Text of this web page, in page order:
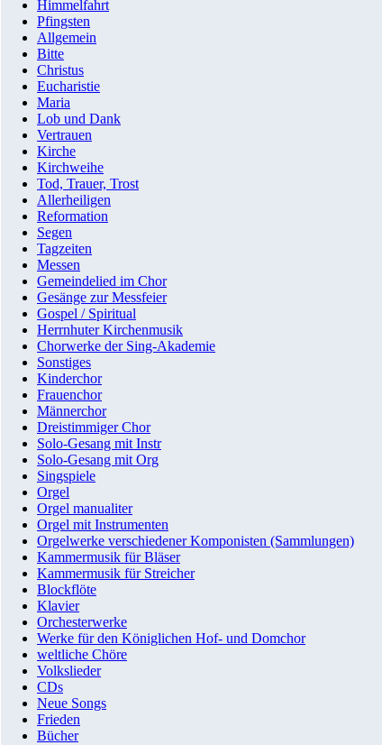
Himmelfahrt
Pfingsten
Allgemein
Bitte
Christus
Eucharistie
Maria
Lob und Dank
Vertrauen
Kirche
Kirchweihe
Tod, Trauer, Trost
Allerheiligen
Reformation
Segen
Tagzeiten
Messen
Gemeindelied im Chor
Gesänge zur Messfeier
Gospel / Spiritual
Herrnhuter Kirchenmusik
Chorwerke der Sing-Akademie
Sonstiges
Kinderchor
Frauenchor
Männerchor
Dreistimmiger Chor
Solo-Gesang mit Instr
Solo-Gesang mit Org
Singspiele
Orgel
Orgel manualiter
Orgel mit Instrumenten
Orgelwerke verschiedener Komponisten (Sammlungen)
Kammermusik für Bläser
Kammermusik für Streicher
Blockflöte
Klavier
Orchesterwerke
Werke für den Königlichen Hof- und Domchor
weltliche Chöre
Volkslieder
CDs
Neue Songs
Frieden
Bücher